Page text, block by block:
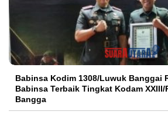
Babinsa Kodim 1308/Luwuk Banggai
Babinsa Terbaik Tingkat Kodam XXIII/
Bangga